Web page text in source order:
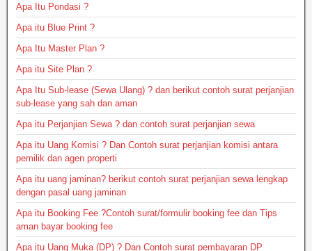
Apa Itu Pondasi ?
Apa itu Blue Print ?
Apa Itu Master Plan ?
Apa itu Site Plan ?
Apa Itu Sub-lease (Sewa Ulang) ? dan berikut contoh surat perjanjian
sub-lease yang sah dan aman
Apa itu Perjanjian Sewa ? dan contoh surat perjanjian sewa
Apa itu Uang Komisi ? Dan Contoh surat perjanjian komisi antara
pemilik dan agen properti
Apa itu uang jaminan? berikut contoh surat perjanjian sewa lengkap
dengan pasal uang jaminan
Apa itu Booking Fee ?Contoh surat/formulir booking fee dan Tips
aman bayar booking fee
Apa itu Uang Muka (DP) ? Dan Contoh surat pembayaran DP